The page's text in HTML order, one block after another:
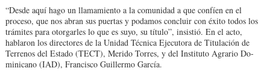
“Desde aquí hago un lla­mamiento a la comunidad a que confíen en el
proce­so, que nos abran sus puer­tas y podamos concluir con éxito todos los
trámi­tes para otorgarles lo que es suyo, su título”, insistió. En el acto,
hablaron los di­rectores de la Unidad Téc­nica Ejecutora de Titula­ción de
Terrenos del Estado (TECT), Merido Torres, y del Instituto Agrario Do­
minicano (IAD), Francisco Guillermo García.